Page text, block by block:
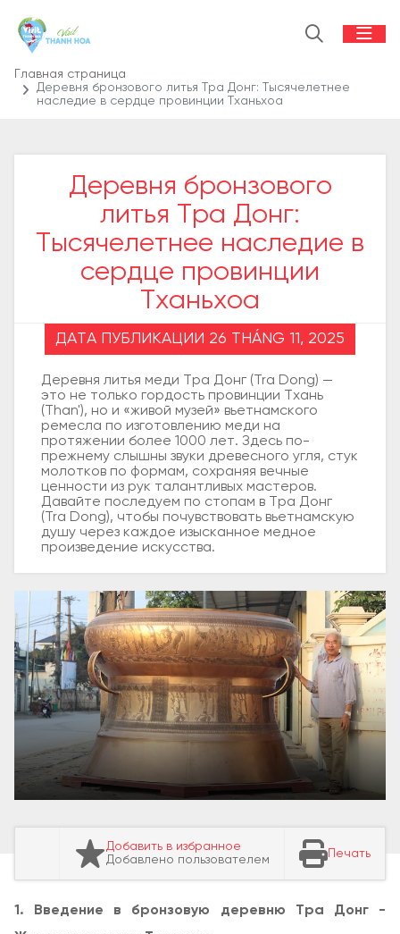
Главная страница
Деревня бронзового литья Тра Донг: Тысячелетнее
наследие в сердце провинции Тханьхоа
Деревня бронзового
литья Тра Донг:
Тысячелетнее наследие в
сердце провинции
Тханьхоа
ДАТА ПУБЛИКАЦИИ 26 THÁNG 11, 2025
Деревня литья меди Тра Донг (Tra Dong) —
это не только гордость провинции Тхань
(Than'), но и «живой музей» вьетнамского
ремесла по изготовлению меди на
протяжении более 1000 лет. Здесь по-
прежнему слышны звуки древесного угля, стук
молотков по формам, сохраняя вечные
ценности из рук талантливых мастеров.
Давайте последуем по стопам в Тра Донг
(Tra Dong), чтобы почувствовать вьетнамскую
душу через каждое изысканное медное
произведение искусства.
Добавить в избранное
Добавлено пользователем
Печать
1. Введение в бронзовую деревню Тра Донг -